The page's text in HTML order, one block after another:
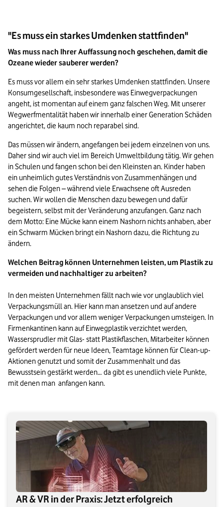
"Es muss ein starkes Umdenken stattfinden"
Was muss nach Ihrer Auffassung noch geschehen, damit die
Ozeane wieder sauberer werden?
Es muss vor allem ein sehr starkes Umdenken stattfinden. Unsere
Konsumgesellschaft, insbesondere was Einwegverpackungen
angeht, ist momentan auf einem ganz falschen Weg. Mit unserer
Wegwerfmentalität haben wir innerhalb einer Generation Schäden
angerichtet, die kaum noch reparabel sind.
Das müssen wir ändern, angefangen bei jedem einzelnen von uns.
Daher sind wir auch viel im Bereich Umweltbildung tätig. Wir gehen
in Schulen und fangen schon bei den Kleinsten an. Kinder haben
ein unheimlich gutes Verständnis von Zusammenhängen und
sehen die Folgen – während viele Erwachsene oft Ausreden
suchen. Wir wollen die Menschen dazu bewegen und dafür
begeistern, selbst mit der Veränderung anzufangen. Ganz nach
dem Motto: Eine Mücke kann einem Nashorn nichts anhaben, aber
ein Schwarm Mücken bringt ein Nashorn dazu, die Richtung zu
ändern.
Welchen Beitrag können Unternehmen leisten, um Plastik zu
vermeiden und nachhaltiger zu arbeiten?
In den meisten Unternehmen fällt nach wie vor unglaublich viel
Verpackungsmüll an. Hier kann man ansetzen und auf andere
Verpackungen und vor allem weniger Verpackungen umsteigen. In
Firmenkantinen kann auf Einwegplastik verzichtet werden,
Wassersprudler mit Glas- statt Plastikflaschen, Mitarbeiter können
gefördert werden für neue Ideen, Teamtage können für Clean-up-
Aktionen genutzt und somit der Zusammenhalt und das
Bewusstsein gestärkt werden… da gibt es unendlich viele Punkte,
mit denen man  anfangen kann.
AR & VR in der Praxis: Jetzt erfolgreich